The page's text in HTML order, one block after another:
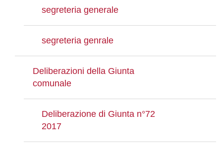
segreteria generale
segreteria genrale
Deliberazioni della Giunta
comunale
Deliberazione di Giunta n°72
2017